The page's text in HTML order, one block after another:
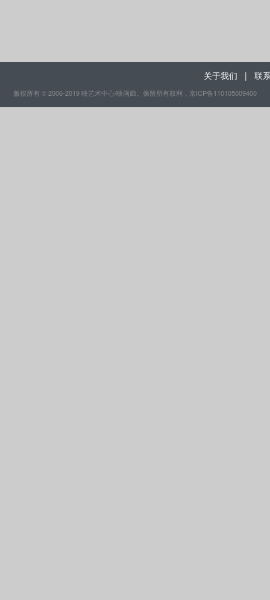
关于我们 | 联
版权所有 © 2006-2019 映艺术中心/映画廊。保留所有权利 ，京ICP备110105009400